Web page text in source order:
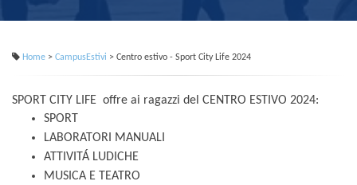
Home > CampusEstivi > Centro estivo - Sport City Life 2024
SPORT CITY LIFE offre ai ragazzi del CENTRO ESTIVO 2024:
SPORT
LABORATORI MANUALI
ATTIVITÁ LUDICHE
MUSICA E TEATRO